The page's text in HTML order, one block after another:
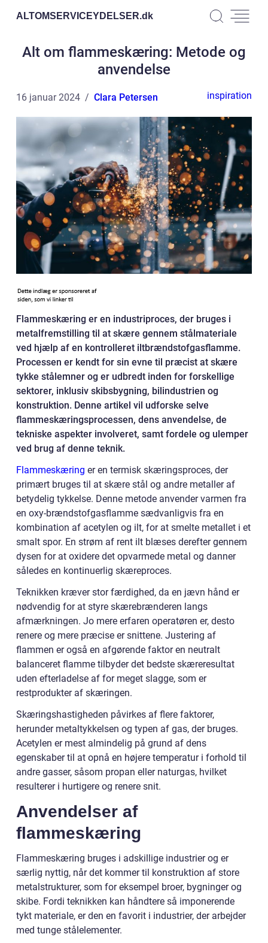
ALTOMSERVICEYDELSER.dk
Alt om flammeskæring: Metode og
anvendelse
16 januar 2024 Clara Petersen inspiration
Flammeskæring er en industriproces, der bruges i
metalfremstilling til at skære gennem stålmateriale
ved hjælp af en kontrolleret iltbrændstofgasflamme.
Processen er kendt for sin evne til præcist at skære
tykke stålemner og er udbredt inden for forskellige
sektorer, inklusiv skibsbygning, bilindustrien og
konstruktion. Denne artikel vil udforske selve
flammeskæringsprocessen, dens anvendelse, de
tekniske aspekter involveret, samt fordele og ulemper
ved brug af denne teknik.
Flammeskæring er en termisk skæringsproces, der
primært bruges til at skære stål og andre metaller af
betydelig tykkelse. Denne metode anvender varmen fra
en oxy-brændstofgasflamme sædvanligvis fra en
kombination af acetylen og ilt, for at smelte metallet i et
smalt spor. En strøm af rent ilt blæses derefter gennem
dysen for at oxidere det opvarmede metal og danner
således en kontinuerlig skæreproces.
Teknikken kræver stor færdighed, da en jævn hånd er
nødvendig for at styre skærebrænderen langs
afmærkningen. Jo mere erfaren operatøren er, desto
renere og mere præcise er snittene. Justering af
flammen er også en afgørende faktor en neutralt
balanceret flamme tilbyder det bedste skæreresultat
uden efterladelse af for meget slagge, som er
restprodukter af skæringen.
Skæringshastigheden påvirkes af flere faktorer,
herunder metaltykkelsen og typen af gas, der bruges.
Acetylen er mest almindelig på grund af dens
egenskaber til at opnå en højere temperatur i forhold til
andre gasser, såsom propan eller naturgas, hvilket
resulterer i hurtigere og renere snit.
Anvendelser af
flammeskæring
Flammeskæring bruges i adskillige industrier og er
særlig nyttig, når det kommer til konstruktion af store
metalstrukturer, som for eksempel broer, bygninger og
skibe. Fordi teknikken kan håndtere så imponerende
tykt materiale, er den en favorit i industrier, der arbejder
med tunge stålelementer.